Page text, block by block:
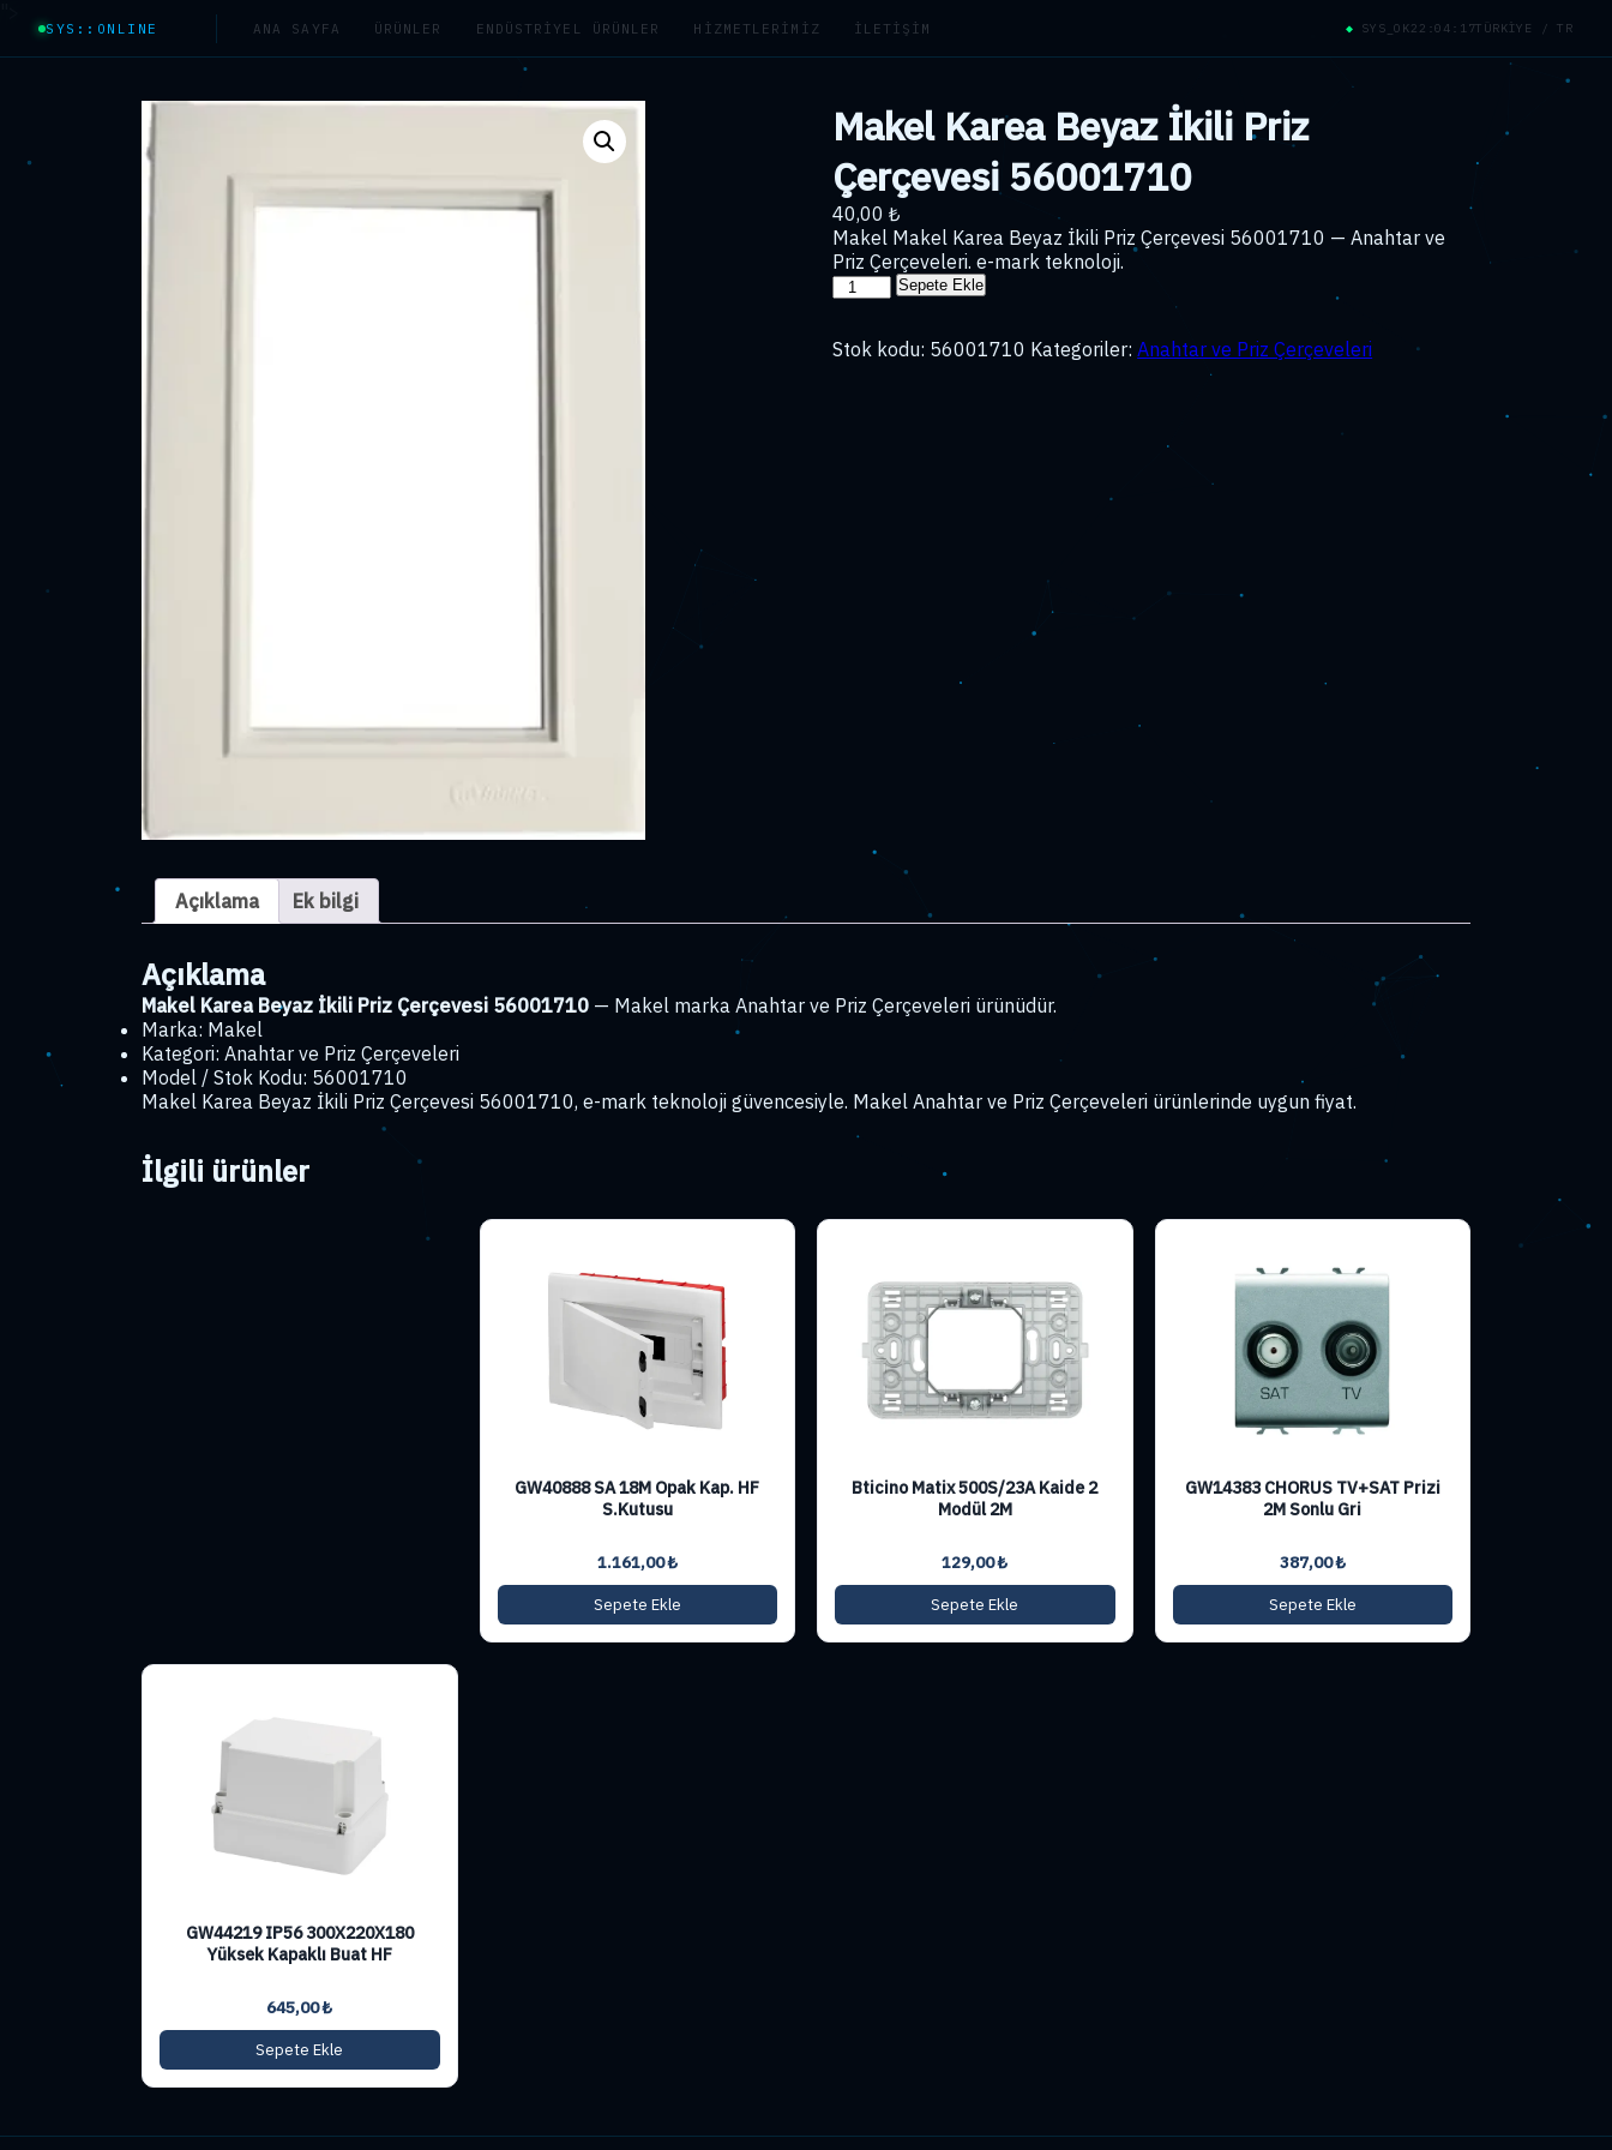
SYS::ONLINE ANA SAYFA ÜRÜNLER ENDÜSTRIYEL ÜRÜNLER HIZMETLERIMIZ İLETIŞIM ◆ SYS_OK22:04:18TÜRKİYE / TR
Makel Karea Beyaz İkili Priz
Çerçevesi 56001710
40,00₺
Makel Makel Karea Beyaz İkili Priz Çerçevesi 56001710 — Anahtar ve
Priz Çerçeveleri. e-mark teknoloji.
Makel
İkili
Sepete Ekle
Stok kodu: 56001710 Kategoriler:Anahtar ve Priz Çerçeveleri
Açıklama Ek bilgi
Açıklama
Makel Karea Beyaz İkili Priz Çerçevesi 56001710 — Makel marka Anahtar ve Priz Çerçeveleri ürünüdür.
Marka: Makel
Kategori: Anahtar ve Priz Çerçeveleri
Model / Stok Kodu: 56001710
Makel Karea Beyaz İkili Priz Çerçevesi 56001710, e-mark teknoloji güvencesiyle. Makel Anahtar ve Priz Çerçeveleri ürünlerinde uygun fiyat.
İlgili ürünler
GW40888 SA 18M Opak Kap. HF
S.Kutusu
1.161,00₺
Sepete Ekle
Bticino Matix 500S/23A Kaide 2
Modül 2M
129,00₺
Sepete Ekle
GW14383 CHORUS TV+SAT Prizi
2M Sonlu Gri
387,00₺
Sepete Ekle
GW44219 IP56 300X220X180
Yüksek Kapaklı Buat HF
645,00₺
Sepete Ekle